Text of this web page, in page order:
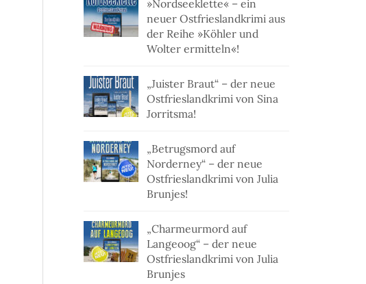
»Nordseeklette« – ein
neuer Ostfrieslandkrimi aus
der Reihe »Köhler und
Wolter ermitteln«!
„Juister Braut“ – der neue
Ostfrieslandkrimi von Sina
Jorritsma!
„Betrugsmord auf
Norderney“ – der neue
Ostfrieslandkrimi von Julia
Brunjes!
„Charmeurmord auf
Langeoog“ – der neue
Ostfrieslandkrimi von Julia
Brunjes